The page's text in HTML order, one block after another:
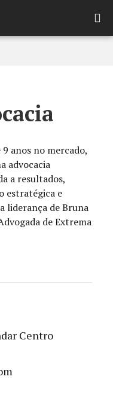
anos no mercado,
advocacia
a resultados,
estratégica e
liderança de Bruna
de Extrema
Centro